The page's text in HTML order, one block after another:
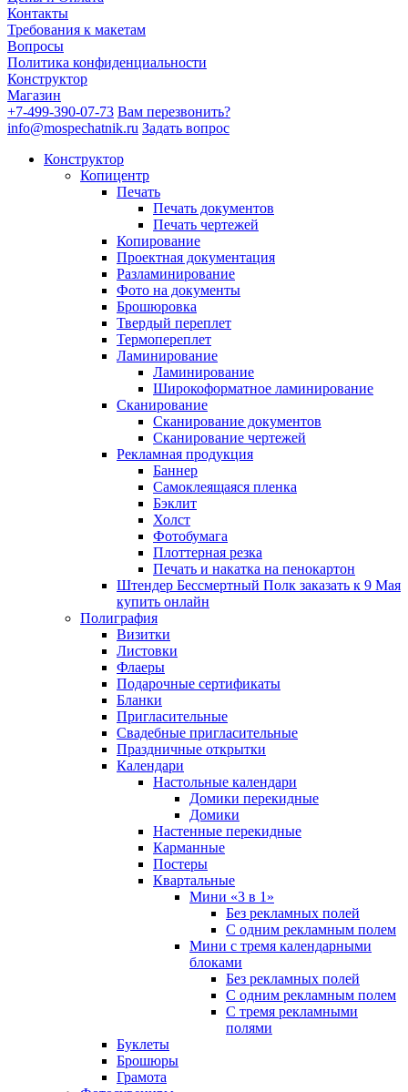
Контакты
Требования к макетам
Вопросы
Политика конфиденциальности
Конструктор
Магазин
+7-499-390-07-73 Вам перезвонить?
info@mospechatnik.ru Задать вопрос
Конструктор
Копицентр
Печать
Печать документов
Печать чертежей
Копирование
Проектная документация
Разламинирование
Фото на документы
Брошюровка
Твердый переплет
Термопереплет
Ламинирование
Ламинирование
Широкоформатное ламинирование
Сканирование
Сканирование документов
Сканирование чертежей
Рекламная продукция
Баннер
Самоклеящаяся пленка
Бэклит
Холст
Фотобумага
Плоттерная резка
Печать и накатка на пенокартон
Штендер Бессмертный Полк заказать к 9 Мая
купить онлайн
Полиграфия
Визитки
Листовки
Флаеры
Подарочные сертификаты
Бланки
Пригласительные
Свадебные пригласительные
Праздничные открытки
Календари
Настольные календари
Домики перекидные
Домики
Настенные перекидные
Карманные
Постеры
Квартальные
Мини «3 в 1»
Без рекламных полей
С одним рекламным полем
Мини с тремя календарными
блоками
Без рекламных полей
С одним рекламным полем
С тремя рекламными
полями
Буклеты
Брошюры
Грамота